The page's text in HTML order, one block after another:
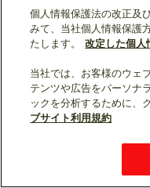
個人情報保護法の改正及
みて、当社個人情報保護
たします。
改定した個人
当社では、お客様のウェ
テンツや広告をパーソナ
ックを分析するために、
ブサイト利用規約